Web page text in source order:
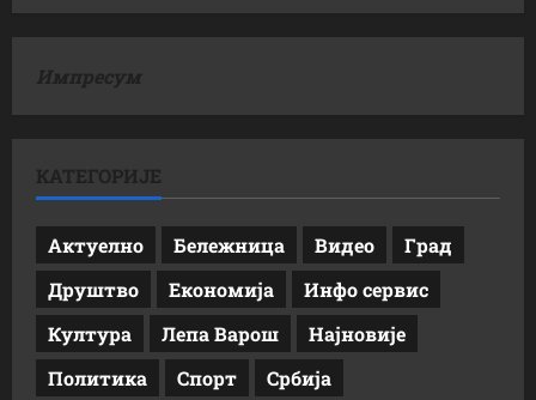
Импресум
КАТЕГОРИЈЕ
Актуелно Бележница Видео
Град
Друштво
Економија
Инфо сервис
Култура
Лепа Варош
Најновије
Политика
Спорт Србија